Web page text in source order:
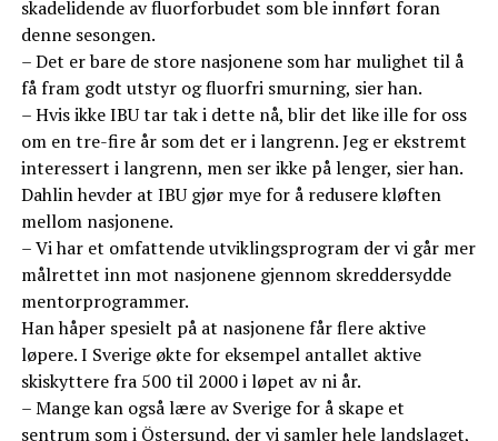
skadelidende av fluorforbudet som ble innført foran
denne sesongen.
– Det er bare de store nasjonene som har mulighet til å
få fram godt utstyr og fluorfri smurning, sier han.
– Hvis ikke IBU tar tak i dette nå, blir det like ille for oss
om en tre-fire år som det er i langrenn. Jeg er ekstremt
interessert i langrenn, men ser ikke på lenger, sier han.
Dahlin hevder at IBU gjør mye for å redusere kløften
mellom nasjonene.
– Vi har et omfattende utviklingsprogram der vi går mer
målrettet inn mot nasjonene gjennom skreddersydde
mentorprogrammer.
Han håper spesielt på at nasjonene får flere aktive
løpere. I Sverige økte for eksempel antallet aktive
skiskyttere fra 500 til 2000 i løpet av ni år.
– Mange kan også lære av Sverige for å skape et
sentrum som i Östersund, der vi samler hele landslaget,